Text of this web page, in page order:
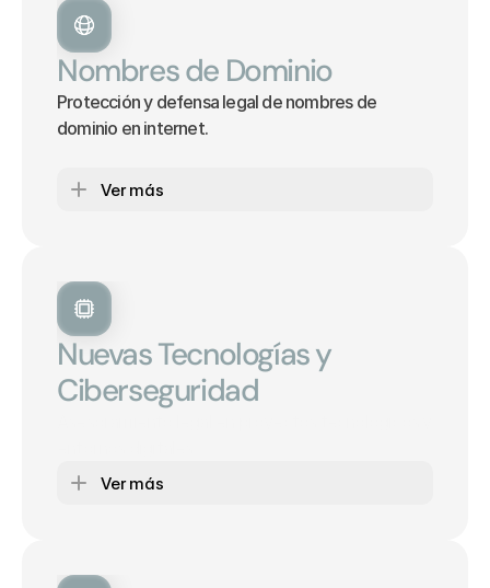
Nombres de Dominio
Protección y defensa legal de nombres de
dominio en internet.
Ver más
Nuevas Tecnologías y
Ciberseguridad
Ver más